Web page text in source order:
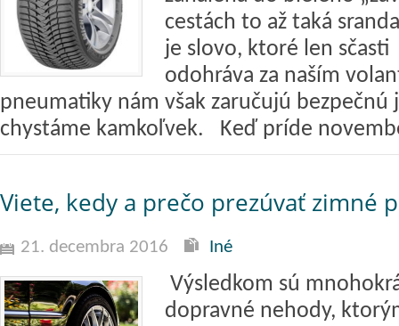
cestách to až taká
je slovo, ktoré len
odohráva za naším
pneumatiky nám však zaručujú bezpečnú
chystáme kamkoľvek. Keď príde
Viete, kedy a prečo prezúvať zimné
21. decembra 2016 Iné
Výsledkom sú
dopravné nehody,